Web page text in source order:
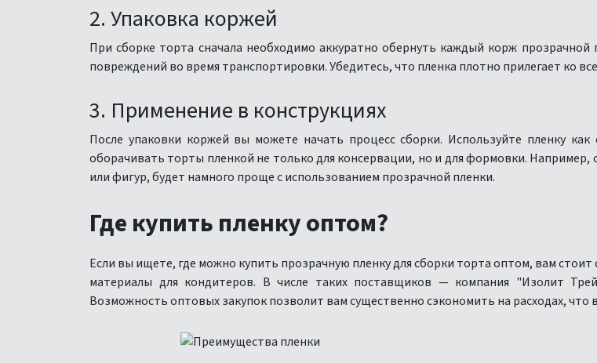
2. Упаковка коржей
При сборке торта сначала необходимо аккуратно обернуть каждый корж
повреждений во время транспортировки. Убедитесь, что пленка плотно прилегает ко
3. Применение в конструкциях
После упаковки коржей вы можете начать процесс сборки. Используйте пленку
оборачивать торты пленкой не только для консервации, но и для формовки.
или фигур, будет намного проще с использованием прозрачной пленки.
Где купить пленку оптом?
Если вы ищете, где можно купить прозрачную пленку для сборки торта оптом, вам
материалы для кондитеров. В числе таких поставщиков — компания "Изолит
Возможность оптовых закупок позволит вам существенно сэкономить на расходах, что